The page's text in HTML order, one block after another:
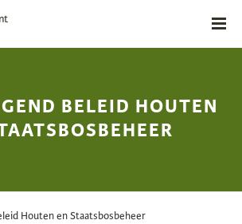
BELEID HOUTEN
Houten en Staatsbosbeheer